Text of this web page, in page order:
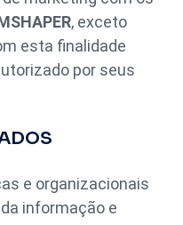
, exceto
esta finalidade
por seus
e organizacionais
informação e